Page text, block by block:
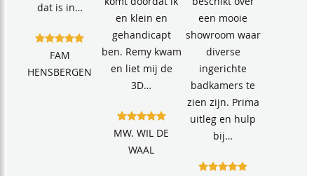
dat is in…
FAM
HENSBERGEN
en klein en
gehandicapt
ben. Remy kwam
en liet mij de
3D…
MW. WIL DE
WAAL
een mooie
showroom waar
diverse
ingerichte
badkamers te
zien zijn. Prima
uitleg en hulp
bij…